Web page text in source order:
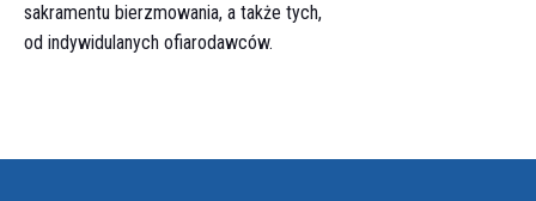
sakramentu bierzmowania, a także tych,
od indywidulanych ofiarodawców.